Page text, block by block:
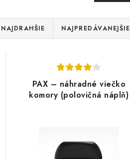
NAJDRAHŠIE NAJPREDÁVANEJŠIE
PAX – náhradné viečko
komory (polovičná náplň)